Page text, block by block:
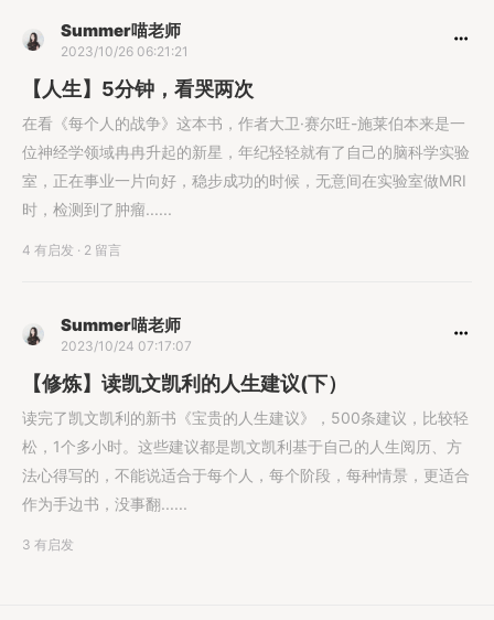
Summer喵老师
2023/10/26 06:21:21
【人生】5分钟，看哭两次
在看《每个人的战争》这本书，作者大卫·赛尔旺-施莱伯本来是一
位神经学领域冉冉升起的新星，年纪轻轻就有了自己的脑科学实验
室，正在事业一片向好，稳步成功的时候，无意间在实验室做MRI
时，检测到了肿瘤......
4 有启发 · 2 留言
Summer喵老师
2023/10/24 07:17:07
【修炼】读凯文凯利的人生建议(下）
读完了凯文凯利的新书《宝贵的人生建议》，500条建议，比较轻
松，1个多小时。这些建议都是凯文凯利基于自己的人生阅历、方
法心得写的，不能说适合于每个人，每个阶段，每种情景，更适合
作为手边书，没事翻......
3 有启发